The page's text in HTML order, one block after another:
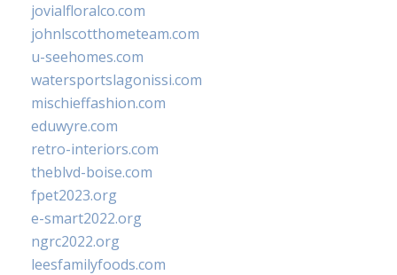
jovialfloralco.com
johnlscotthometeam.com
u-seehomes.com
watersportslagonissi.com
mischieffashion.com
eduwyre.com
retro-interiors.com
theblvd-boise.com
fpet2023.org
e-smart2022.org
ngrc2022.org
leesfamilyfoods.com